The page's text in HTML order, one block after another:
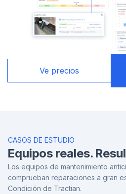
Ve precios
CASOS DE ESTUDIO
Equipos reales.
Los equipos de mantenimiento
comprueban reparaciones a gran
Condición de Tractian.